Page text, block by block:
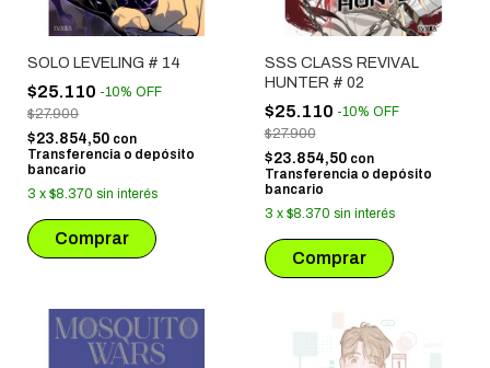
SOLO LEVELING # 14
$25.110 -10% OFF
$27.900
$23.854,50 con
Transferencia o depósito
bancario
3 x $8.370 sin interés
SSS CLASS REVIVAL
HUNTER # 02
$25.110 -10% OFF
$27.900
$23.854,50 con
Transferencia o depósito
bancario
3 x $8.370 sin interés